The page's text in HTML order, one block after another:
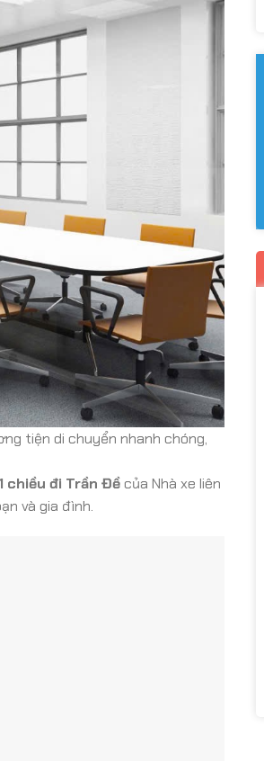
tiện di chuyển nhanh chóng,
chiều đi Trần Đềcủa Nhà xe liên
và gia đình.